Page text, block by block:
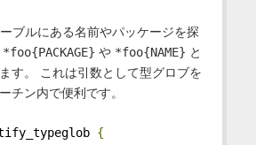
ブルにある名前やパッケージを探
*foo{PACKAGE} や *foo{NAME} と
す。 これは引数として型グロブを
チン内で便利です。
{